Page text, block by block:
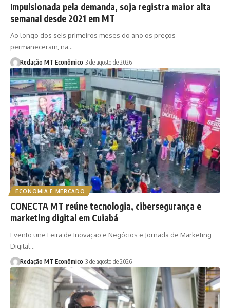
Impulsionada pela demanda, soja registra maior alta
semanal desde 2021 em MT
Ao longo dos seis primeiros meses do ano os preços
permaneceram, na…
Redação MT Econômico 3 de agosto de 2026
ECONOMIA E MERCADO
CONECTA MT reúne tecnologia, cibersegurança e
marketing digital em Cuiabá
Evento une Feira de Inovação e Negócios e Jornada de Marketing
Digital…
Redação MT Econômico 3 de agosto de 2026